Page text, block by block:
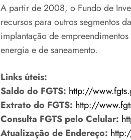
A partir de 2008, o Fundo de
recursos para outros segmentos
implantação de
energia e de saneamento.
Links úteis:
Saldo do FGTS: http://
Extrato do FGTS: http://
Consulta FGTS pelo Celular:
Atualização de Endereço: